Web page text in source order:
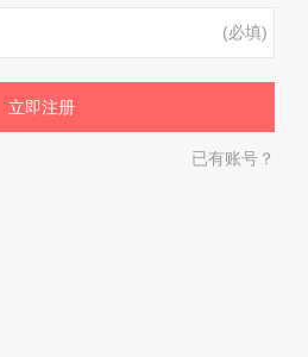
(必填)
已有账号？